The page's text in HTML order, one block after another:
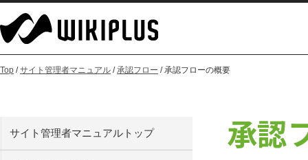
Top /サイト管理者マニュアル /承認フロー / 承認フローの概要
承認
サイト管理者マニュアルトップ